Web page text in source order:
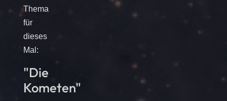
Thema
für
dieses
Mal:
"Die
Kometen"